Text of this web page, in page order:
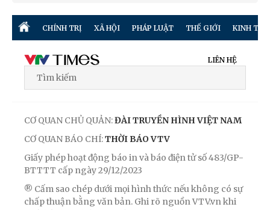
CHÍNH TRỊ XÃ HỘI PHÁP LUẬT THẾ GIỚI KINH TẾ
LIÊN HỆ
CƠ QUAN CHỦ QUẢN:ĐÀI TRUYỀN HÌNH VIỆT NAM
CƠ QUAN BÁO CHÍ:THỜI BÁO VTV
Giấy phép hoạt động báo in và báo điện tử số 483/GP-
BTTTT cấp ngày 29/12/2023
® Cấm sao chép dưới mọi hình thức nếu không có sự
chấp thuận bằng văn bản. Ghi rõ nguồn VTV.vn khi